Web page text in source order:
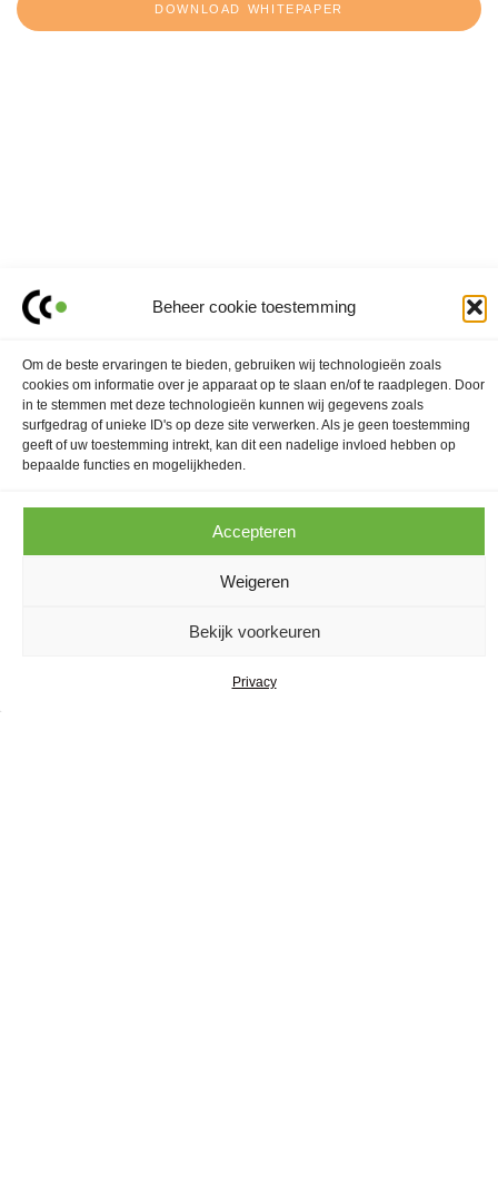
Beheer cookie toestemming
Om de beste ervaringen te bieden, gebruiken wij technologieën zoals
cookies om informatie over je apparaat op te slaan en/of te raadplegen. Door
in te stemmen met deze technologieën kunnen wij gegevens zoals
surfgedrag of unieke ID's op deze site verwerken. Als je geen toestemming
geeft of uw toestemming intrekt, kan dit een nadelige invloed hebben op
bepaalde functies en mogelijkheden.
Accepteren
Weigeren
Bekijk voorkeuren
Privacy
DOWNLOAD WHITEPAPER
BEREIK JE DOEL
Het klassieke verkoopmodel is uitgewerkt. Marketing is
de nieuwe sales en de rol van de verkoper is sterk aan
het veranderen. Hiervoor is een cultuurverandering
nodig binnen jouw team. Wij coachen jullie tijdens dit